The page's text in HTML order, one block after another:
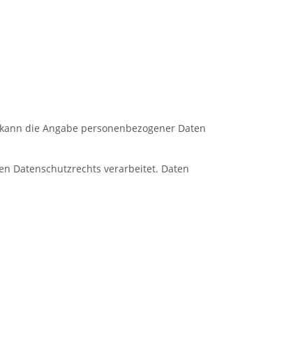
die Angabe personenbezogener Daten
Datenschutzrechts verarbeitet. Daten